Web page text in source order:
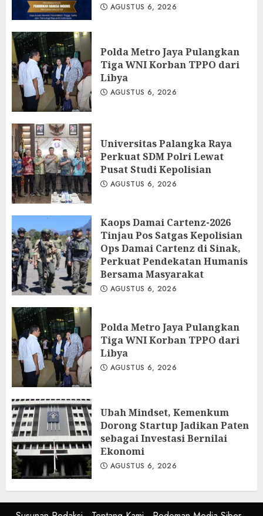
AGUSTUS 6, 2026
Polda Metro Jaya Pulangkan
Tiga WNI Korban TPPO dari
Libya
AGUSTUS 6, 2026
Universitas Palangka Raya
Perkuat SDM Polri Lewat
Pusat Studi Kepolisian
AGUSTUS 6, 2026
Kaops Damai Cartenz-2026
Tinjau Pos Satgas Kepolisian
Ops Damai Cartenz di Sinak,
Perkuat Pendekatan Humanis
Bersama Masyarakat
AGUSTUS 6, 2026
Polda Metro Jaya Pulangkan
Tiga WNI Korban TPPO dari
Libya
AGUSTUS 6, 2026
Ubah Mindset, Kemenkum
Dorong Startup Jadikan Paten
sebagai Investasi Bernilai
Ekonomi
AGUSTUS 6, 2026